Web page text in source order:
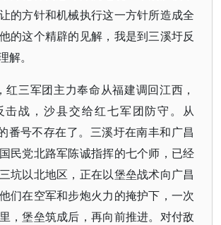
的方针和机械执行这一方针所造成全
的这个精辟的见解，我是到三溪圩反
解。
红三军团主力奉命从福建调回江西，
击战，沙县交给红七军团防守。从
番号不存在了。三溪圩在南丰和广昌
民党北路军陈诚指挥的七个师，已经
坑以北地区，正在以堡垒战术向广昌
们在空军和步炮火力的掩护下，一次
，堡垒筑成后，再向前推进。对付敌